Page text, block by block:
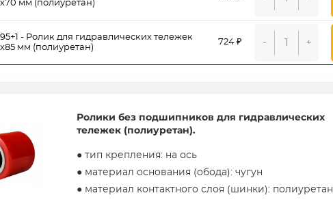
мм (полиуретан)
- Ролик для гидравлических тележек
мм (полиуретан)
724 ₽ - +
Ролики без подшипников для гидравлических
тележек (полиуретан).
● тип крепления: на ось
● материал основания (обода): чугун
● материал контактного слоя (шинки): полиуретан